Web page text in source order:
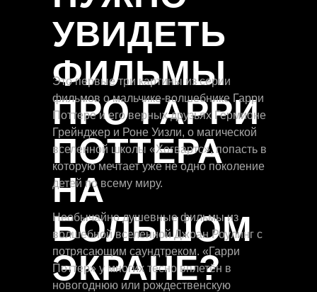
УВИДЕТЬ
ФИЛЬМЫ
ПРО ГАРРИ
ПОТТЕРА
НА
БОЛЬШОМ
ЭКРАНЕ?
Это первые три картины из серии
фильмов о мальчике-волшебнике Гарри
Поттере и его верных друзьях Гермионе
Грейнджер и Роне Уизли, о магической
вселенной школы «Хогвартс», попасть в
которую мечтает уже не одно поколение
детей по всему миру.
Необычайно душевные фильмы из
волшебной вселенной Джоан Роулинг с
потрясающим саундтреком. «Гарри
Поттер» у многих тесно вплетён в
новогоднюю или рождественскую